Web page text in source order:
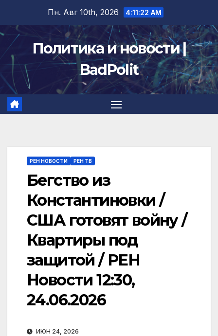
содержимому
Пн. Авг 10th, 2026 4:11:22 AM
Политика и новости |
BadPolit
РЕН НОВОСТИ РЕН ТВ
Бегство из
Константиновки /
США готовят войну /
Квартиры под
защитой / РЕН
Новости 12:30,
24.06.2026
ИЮН 24, 2026